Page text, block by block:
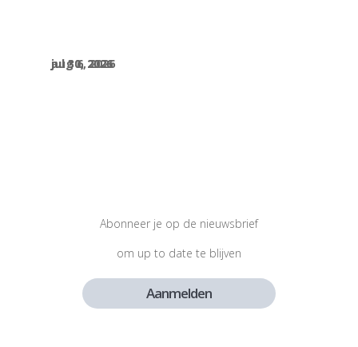
aug 6, 2026
jul 30, 2026
jul 30, 2026
Abonneer je op de nieuwsbrief
om up to date te blijven
Aanmelden